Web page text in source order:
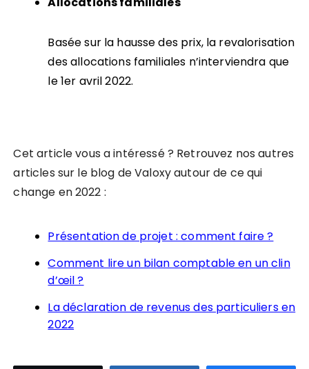
Basée sur la hausse des prix, la revalorisation
des allocations familiales n’interviendra que
le 1er avril 2022.
Cet article vous a intéressé ? Retrouvez nos autres
articles sur le blog de Valoxy autour de ce qui
change en 2022 :
Présentation de projet : comment faire ?
Comment lire un bilan comptable en un clin
d’œil ?
La déclaration de revenus des particuliers en
2022